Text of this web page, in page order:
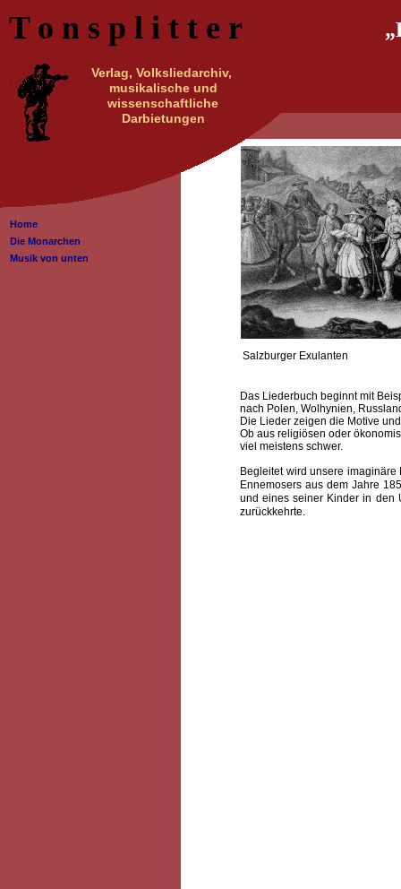
Salzburger Exulanten
Das Liederbuch beginnt mit
nach Polen, Wolhynien,
Die Lieder zeigen die Motive
Ob aus religiösen oder
viel meistens schwer.
Begleitet wird unsere
Ennemosers aus dem Jahre
und eines seiner Kinder in den
zurückkehrte.
Home
Die Monarchen
Musik von unten
T o n s p l i t t e r
Verlag, Volksliedarchiv,
musikalische und
wissenschaftliche
Darbietungen